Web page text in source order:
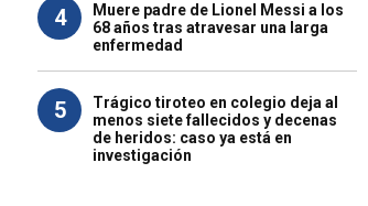
4
Muere padre de Lionel Messi a los
68 años tras atravesar una larga
enfermedad
5
Trágico tiroteo en colegio deja al
menos siete fallecidos y decenas
de heridos: caso ya está en
investigación